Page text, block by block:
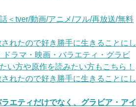
＜tver/動画/アニメ/フル/再放送/無料
れたので好き勝手に生きることにし
ラマ・映画・バラエティ・グラビ
い方や原作を読みたい方もこちら！
れたので好き勝手に生きることにし
エティだけでなく、グラビア・アイ